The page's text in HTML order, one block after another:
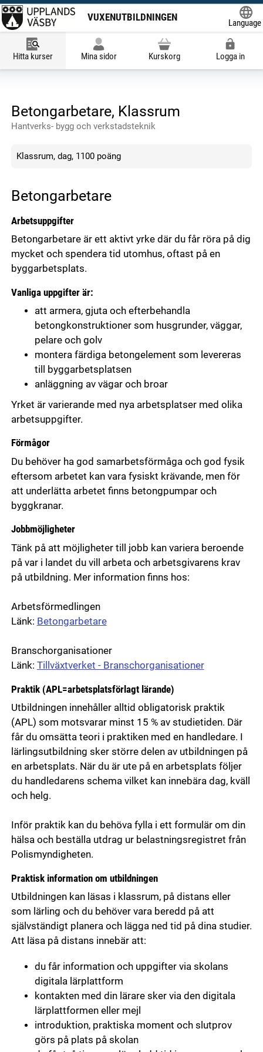
VUXENUTBILDNINGEN
Language
Hitta kurser Mina sidor Kurskorg Logga in
Betongarbetare, Klassrum
Hantverks- bygg och verkstadsteknik
Klassrum, dag, 1100 poäng
Betongarbetare
Arbetsuppgifter
Betongarbetare är ett aktivt yrke där du får röra på dig
mycket och spendera tid utomhus, oftast på en
byggarbetsplats.
Vanliga uppgifter är:
att armera, gjuta och efterbehandla
betongkonstruktioner som husgrunder, väggar,
pelare och golv
montera färdiga betongelement som levereras
till byggarbetsplatsen
anläggning av vägar och broar
Yrket är varierande med nya arbetsplatser med olika
arbetsuppgifter.
Förmågor
Du behöver ha god samarbetsförmåga och god fysik
eftersom arbetet kan vara fysiskt krävande, men för
att underlätta arbetet finns betongpumpar och
byggkranar.
Jobbmöjligheter
Tänk på att möjligheter till jobb kan variera beroende
på var i landet du vill arbeta och arbetsgivarens krav
på utbildning. Mer information finns hos:
Arbetsförmedlingen
Länk: Betongarbetare
Branschorganisationer
Länk: Tillväxtverket - Branschorganisationer
Praktik (APL=arbetsplatsförlagt lärande)
Utbildningen innehåller alltid obligatorisk praktik
(APL) som motsvarar minst 15 % av studietiden. Där
får du omsätta teori i praktiken med en handledare. I
lärlingsutbildning sker större delen av utbildningen på
en arbetsplats. När du är ute på en arbetsplats följer
du handledarens schema vilket kan innebära dag, kväll
och helg.
Inför praktik kan du behöva fylla i ett formulär om din
hälsa och beställa utdrag ur belastningsregistret från
Polismyndigheten.
Praktisk information om utbildningen
Utbildningen kan läsas i klassrum, på distans eller
som lärling och du behöver vara beredd på att
självständigt planera och lägga ned tid på dina studier.
Att läsa på distans innebär att:
du får information och uppgifter via skolans
digitala lärplattform
kontakten med din lärare sker via den digitala
lärplattformen eller mejl
introduktion, praktiska moment och slutprov
görs på plats på skolan